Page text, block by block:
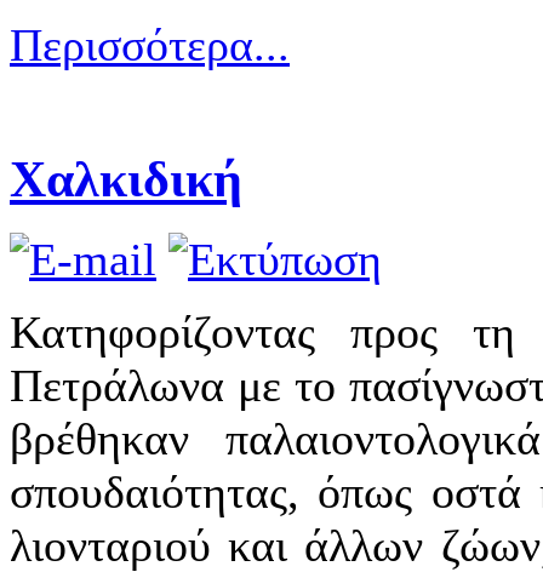
Περισσότερα...
Χαλκιδική
Κατηφορίζοντας προς τη
Πετράλωνα με το
βρέθηκαν
σπουδαιότητας, όπως οστά
λιονταριού και άλλων